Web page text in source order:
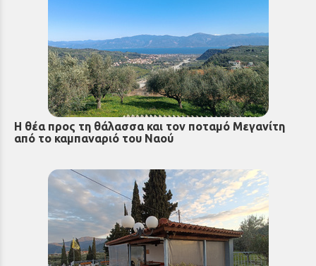
Η θέα προς τη θάλασσα και τον ποταμό Μεγανίτη
από το καμπαναριό του Ναού